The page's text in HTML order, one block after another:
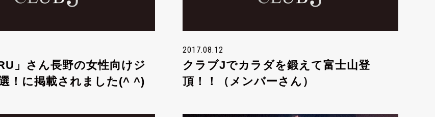
」さん長野の女性向けジ
！に掲載されました(^ ^)
2017.08.12
クラブJでカラダを鍛えて富士山登
頂！！（メンバーさん）